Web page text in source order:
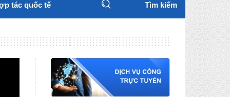
tác quốc tế Tìm kiếm